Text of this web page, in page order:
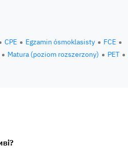
CPE Egzamin ósmoklasisty
FCE
Matura (poziom rozszerzony) PET